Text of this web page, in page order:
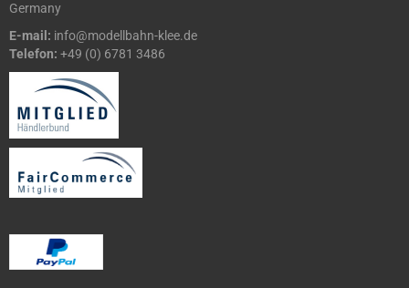
Germany
E-mail: info@modellbahn-klee.de
Telefon: +49 (0) 6781 3486